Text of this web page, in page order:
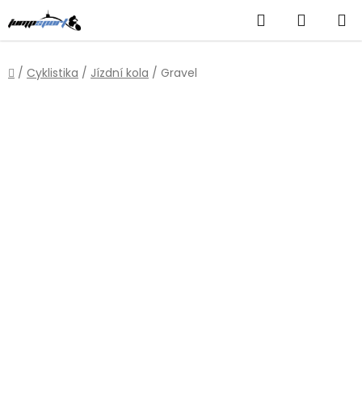
na
obsah
Hledat
KOŠÍK
Domů
/ Cyklistika / Jízdní kola / Gravel